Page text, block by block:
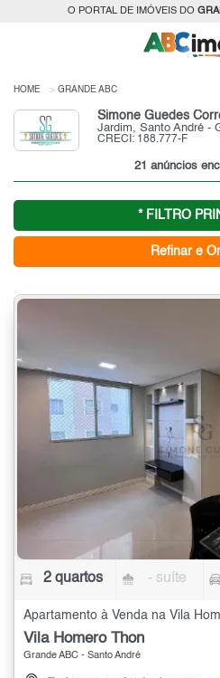
O PORTAL DE IMÓVEIS DO
HOME GRANDE ABC
Simone Guedes
Jardim, Santo André -
CRECI: 188.777-F
21 anúncios
* FILTRO
Refinar e
2 quartos - suíte
Vila Homero Thon
Grande ABC - Santo André